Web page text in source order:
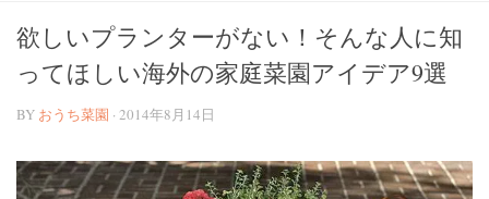
オーガニック培養土
オーガニック害虫忌避
テラコッタ鉢
コンクリート鉢
欲しいプランターがない！そんな人に知
ってほしい海外の家庭菜園アイデア9選
BY おうち菜園 · 2014年8月14日